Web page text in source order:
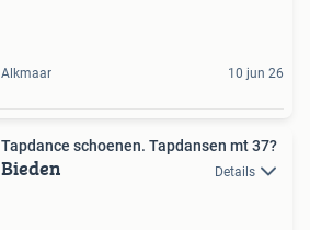
Alkmaar 10 jun 26
Tapdance schoenen. Tapdansen mt 37?
Bieden Details